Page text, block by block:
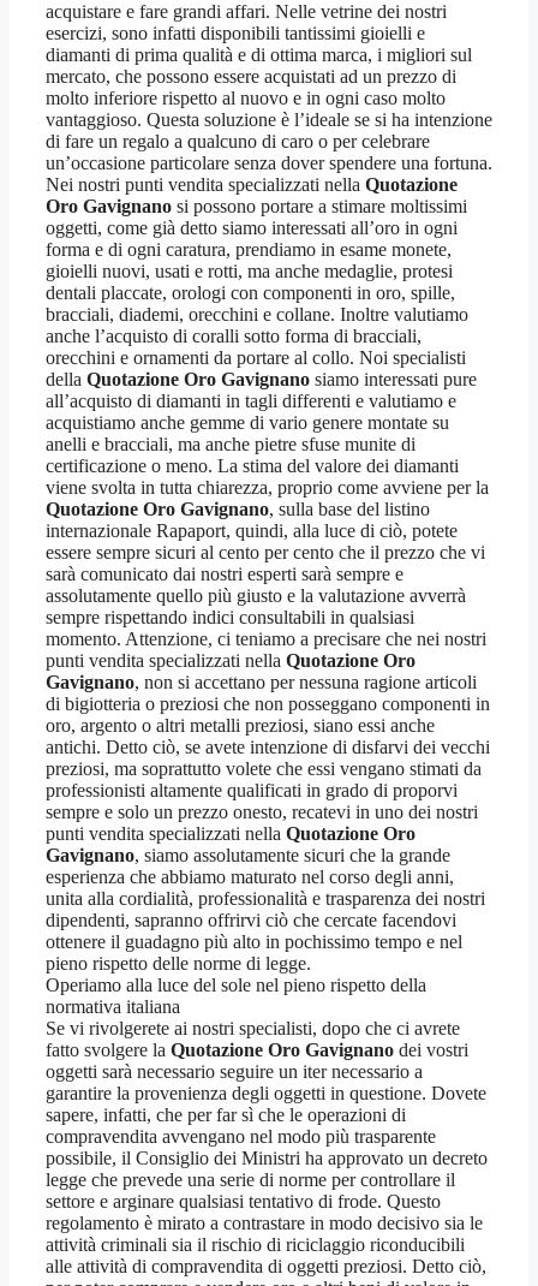
acquistare e fare grandi affari. Nelle vetrine dei nostri
esercizi, sono infatti disponibili tantissimi gioielli e
diamanti di prima qualità e di ottima marca, i migliori sul
mercato, che possono essere acquistati ad un prezzo di
molto inferiore rispetto al nuovo e in ogni caso molto
vantaggioso. Questa soluzione è l’ideale se si ha intenzione
di fare un regalo a qualcuno di caro o per celebrare
un’occasione particolare senza dover spendere una fortuna.
Nei nostri punti vendita specializzati nella Quotazione
Oro Gavignano si possono portare a stimare moltissimi
oggetti, come già detto siamo interessati all’oro in ogni
forma e di ogni caratura, prendiamo in esame monete,
gioielli nuovi, usati e rotti, ma anche medaglie, protesi
dentali placcate, orologi con componenti in oro, spille,
bracciali, diademi, orecchini e collane. Inoltre valutiamo
anche l’acquisto di coralli sotto forma di bracciali,
orecchini e ornamenti da portare al collo. Noi specialisti
della Quotazione Oro Gavignano siamo interessati pure
all’acquisto di diamanti in tagli differenti e valutiamo e
acquistiamo anche gemme di vario genere montate su
anelli e bracciali, ma anche pietre sfuse munite di
certificazione o meno. La stima del valore dei diamanti
viene svolta in tutta chiarezza, proprio come avviene per la
Quotazione Oro Gavignano, sulla base del listino
internazionale Rapaport, quindi, alla luce di ciò, potete
essere sempre sicuri al cento per cento che il prezzo che vi
sarà comunicato dai nostri esperti sarà sempre e
assolutamente quello più giusto e la valutazione avverrà
sempre rispettando indici consultabili in qualsiasi
momento. Attenzione, ci teniamo a precisare che nei nostri
punti vendita specializzati nella Quotazione Oro
Gavignano, non si accettano per nessuna ragione articoli
di bigiotteria o preziosi che non posseggano componenti in
oro, argento o altri metalli preziosi, siano essi anche
antichi. Detto ciò, se avete intenzione di disfarvi dei vecchi
preziosi, ma soprattutto volete che essi vengano stimati da
professionisti altamente qualificati in grado di proporvi
sempre e solo un prezzo onesto, recatevi in uno dei nostri
punti vendita specializzati nella Quotazione Oro
Gavignano, siamo assolutamente sicuri che la grande
esperienza che abbiamo maturato nel corso degli anni,
unita alla cordialità, professionalità e trasparenza dei nostri
dipendenti, sapranno offrirvi ciò che cercate facendovi
ottenere il guadagno più alto in pochissimo tempo e nel
pieno rispetto delle norme di legge.
Operiamo alla luce del sole nel pieno rispetto della
normativa italiana
Se vi rivolgerete ai nostri specialisti, dopo che ci avrete
fatto svolgere la Quotazione Oro Gavignano dei vostri
oggetti sarà necessario seguire un iter necessario a
garantire la provenienza degli oggetti in questione. Dovete
sapere, infatti, che per far sì che le operazioni di
compravendita avvengano nel modo più trasparente
possibile, il Consiglio dei Ministri ha approvato un decreto
legge che prevede una serie di norme per controllare il
settore e arginare qualsiasi tentativo di frode. Questo
regolamento è mirato a contrastare in modo decisivo sia le
attività criminali sia il rischio di riciclaggio riconducibili
alle attività di compravendita di oggetti preziosi. Detto ciò,